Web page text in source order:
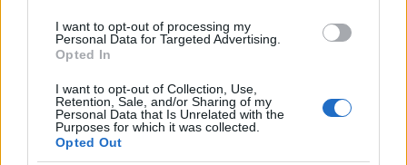
I want to opt-out of processing my
Personal Data for Targeted Advertising.
Opted In
I want to opt-out of Collection, Use,
Retention, Sale, and/or Sharing of my
Personal Data that Is Unrelated with the
Purposes for which it was collected.
Opted Out